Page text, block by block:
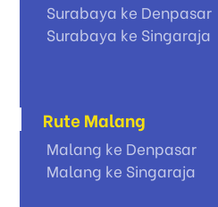
Surabaya ke Denpasar
Surabaya ke Singaraja
Rute Malang
Malang ke Denpasar
Malang ke Singaraja